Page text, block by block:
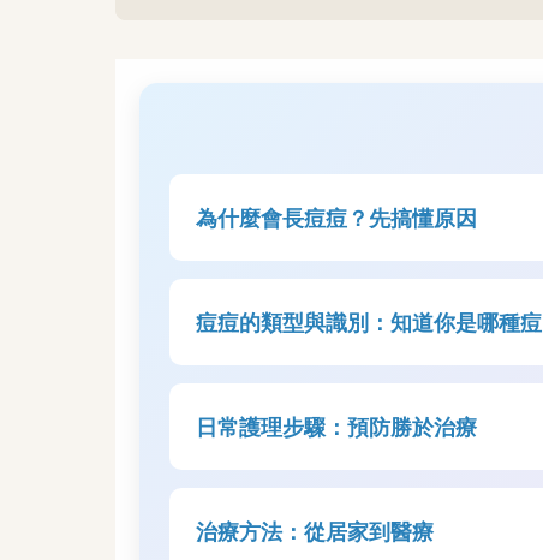
為什麼會長痘痘？先搞懂原因
痘痘的類型與識別：知道你是哪種痘
日常護理步驟：預防勝於治療
治療方法：從居家到醫療